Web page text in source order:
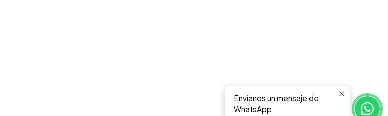
Envíanos un mensaje de
WhatsApp